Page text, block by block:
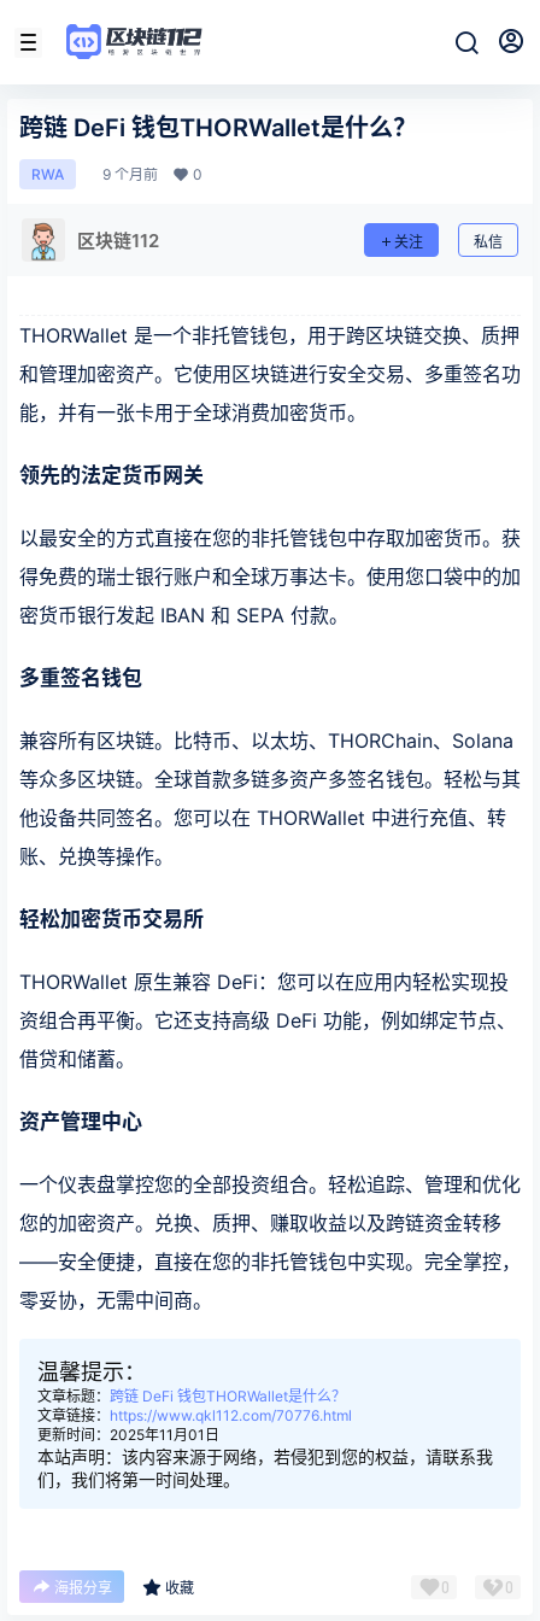
跨链 DeFi 钱包THORWallet是什么？
RWA 9 个月前 0
区块链112 关注 私信
THORWallet 是一个非托管钱包，用于跨区块链交换、质押
和管理加密资产。它使用区块链进行安全交易、多重签名功
能，并有一张卡用于全球消费加密货币。
领先的法定货币 网关
以最安全的方式直接在您的非托管钱包中存取加密货币。获
得免费的瑞士银行账户和全球万事达卡。使用您口袋中的加
密货币银行发起 IBAN 和 SEPA 付款。
多重签名钱包
兼容所有区块链。比特币、以太坊、THORChain、Solana
等众多区块链。全球首款多链多资产多签名钱包。轻松与其
他设备共同签名。您可以在 THORWallet 中进行充值、转
账、兑换等操作。
轻松加密货币交易所
THORWallet 原生兼容 DeFi：您可以在应用内轻松实现投
资组合再平衡。它还支持高级 DeFi 功能，例如绑定节点、
借贷和储蓄。
资产管理中心
一个仪表盘掌控您的全部投资组合。轻松追踪、管理和优化
您的加密资产。兑换、质押、赚取收益以及跨链资金转移
——安全便捷，直接在您的非托管钱包中实现。完全掌控，
零妥协，无需中间商。
温馨提示：
文章标题： 跨链 DeFi 钱包THORWallet是什么？
文章链接： https://www.qkl112.com/70776.html
更新时间：2025年11月01日
本站声明：该内容来源于网络，若侵犯到您的权益，请联系我
们，我们将第一时间处理。
海报分享 收藏 0 0